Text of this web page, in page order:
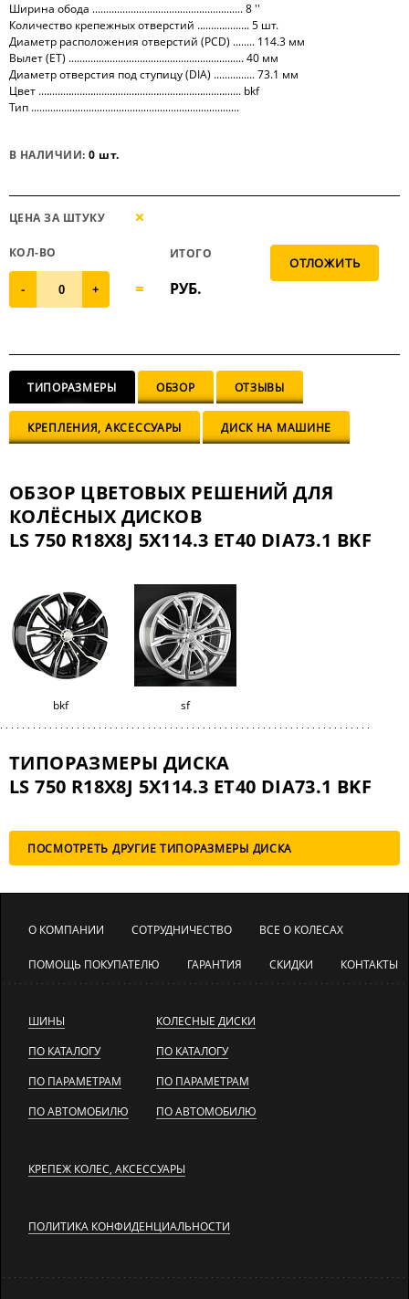
Ширина обода ....................................................... 8 ''
Количество крепежных отверстий ................... 5 шт.
Диаметр расположения отверстий (PCD) ........ 114.3 мм
Вылет (ET) ................................................................ 40 мм
Диаметр отверстия под ступицу (DIA) ............... 73.1 мм
Цвет .......................................................................... bkf
Тип ............................................................................
В НАЛИЧИИ:0 шт.
ЦЕНА ЗА ШТУКУ
КОЛ-ВО
- +
ИТОГО
РУБ.
ТИПОРАЗМЕРЫ ОБЗОР ОТЗЫВЫ
КРЕПЛЕНИЯ, АКСЕССУАРЫ ДИСК НА МАШИНЕ
ОБЗОР ЦВЕТОВЫХ РЕШЕНИЙ ДЛЯ
КОЛЁСНЫХ ДИСКОВ
LS 750 R18X8J 5X114.3 ET40 DIA73.1 BKF
bkf sf
ТИПОРАЗМЕРЫ ДИСКА
LS 750 R18X8J 5X114.3 ET40 DIA73.1 BKF
ПОСМОТРЕТЬ ДРУГИЕ ТИПОРАЗМЕРЫ ДИСКА
О КОМПАНИИ СОТРУДНИЧЕСТВО ВСЕ О КОЛЕСАХ
ПОМОЩЬ ПОКУПАТЕЛЮ ГАРАНТИЯ СКИДКИ КОНТАКТЫ
ШИНЫ
ПО КАТАЛОГУ
ПО ПАРАМЕТРАМ
ПО АВТОМОБИЛЮ
КОЛЕСНЫЕ ДИСКИ
ПО КАТАЛОГУ
ПО ПАРАМЕТРАМ
ПО АВТОМОБИЛЮ
КРЕПЕЖ КОЛЕС, АКСЕССУАРЫ
ПОЛИТИКА КОНФИДЕНЦИАЛЬНОСТИ